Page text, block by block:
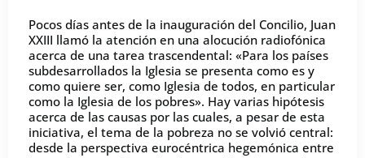
Pocos días antes de la inauguración del Concilio, Juan
XXIII llamó la atención en una alocución radiofónica
acerca de una tarea trascendental: «Para los países
subdesarrollados la Iglesia se presenta como es y
como quiere ser, como Iglesia de todos, en particular
como la Iglesia de los pobres». Hay varias hipótesis
acerca de las causas por las cuales, a pesar de esta
iniciativa, el tema de la pobreza no se volvió central:
desde la perspectiva eurocéntrica hegemónica entre